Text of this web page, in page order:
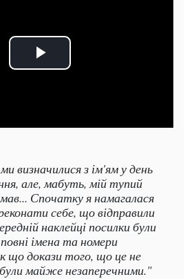
визначилися з ім'ям у день
але, мабуть, мій тупий
Спочатку я намагалася
себе, що відправили
наклейці посилки були
імена та номери
що докази того, що це не
майже незаперечними."